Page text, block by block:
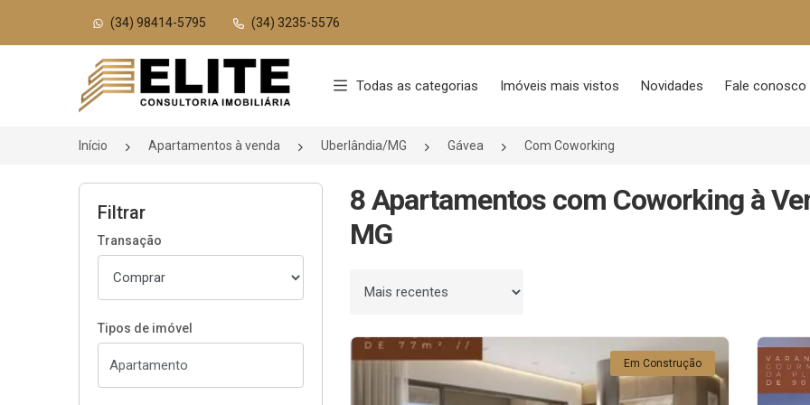
(34) 98414-5795 (34) 3235-5576
Página inicial
Todas as categorias Imóveis mais vistos Novidades Fale conosco
Início Apartamentos à venda Uberlândia/MG Gávea Com Coworking
Filtrar
Transação
Tipos de imóvel
8 Apartamentos com Coworking à
MG
Ordenar por
Em Construção